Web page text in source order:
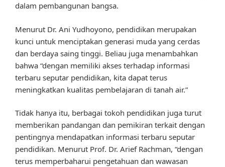
dalam pembangunan bangsa.
Menurut Dr. Ani Yudhoyono, pendidikan merupakan
kunci untuk menciptakan generasi muda yang cerdas
dan berdaya saing tinggi. Beliau juga menambahkan
bahwa “dengan memiliki akses terhadap informasi
terbaru seputar pendidikan, kita dapat terus
meningkatkan kualitas pembelajaran di tanah air.”
Tidak hanya itu, berbagai tokoh pendidikan juga turut
memberikan pandangan dan pemikiran terkait dengan
pentingnya mendapatkan informasi terbaru seputar
pendidikan. Menurut Prof. Dr. Arief Rachman, “dengan
terus memperbaharui pengetahuan dan wawasan